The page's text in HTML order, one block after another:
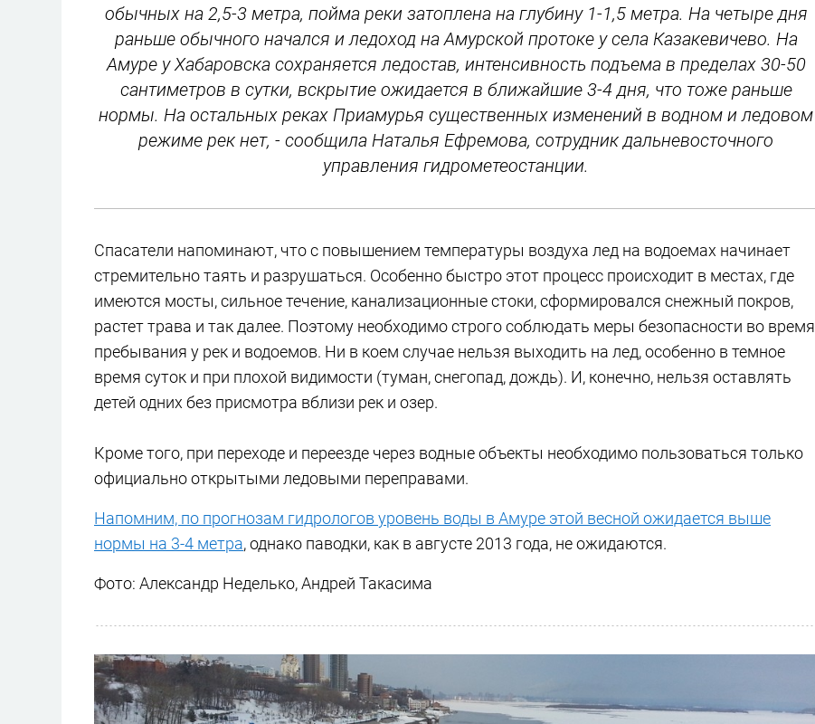
обычных на 2,5-3 метра, пойма реки затоплена на глубину 1-1,5 метра. На четыре дня
раньше обычного начался и ледоход на Амурской протоке у села Казакевичево. На
Амуре у Хабаровска сохраняется ледостав, интенсивность подъема в пределах 30-50
сантиметров в сутки, вскрытие ожидается в ближайшие 3-4 дня, что тоже раньше
нормы. На остальных реках Приамурья существенных изменений в водном и ледовом
режиме рек нет, - сообщила Наталья Ефремова, сотрудник дальневосточного
управления гидрометеостанции.
Спасатели напоминают, что с повышением температуры воздуха лед на водоемах начинает
стремительно таять и разрушаться. Особенно быстро этот процесс происходит в местах, где
имеются мосты, сильное течение, канализационные стоки, сформировался снежный покров,
растет трава и так далее. Поэтому необходимо строго соблюдать меры безопасности во время
пребывания у рек и водоемов. Ни в коем случае нельзя выходить на лед, особенно в темное
время суток и при плохой видимости (туман, снегопад, дождь). И, конечно, нельзя оставлять
детей одних без присмотра вблизи рек и озер.
Кроме того, при переходе и переезде через водные объекты необходимо пользоваться только
официально открытыми ледовыми переправами.
Напомним, по прогнозам гидрологов уровень воды в Амуре этой весной ожидается выше
нормы на 3-4 метра, однако паводки, как в августе 2013 года, не ожидаются.
Фото: Александр Неделько, Андрей Такасима